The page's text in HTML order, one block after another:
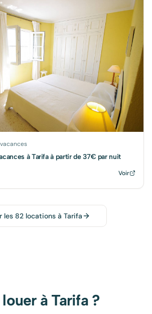
à Tarifa à partir de 37€ par nuit
Voir
les 82 locations à Tarifa
à Tarifa?